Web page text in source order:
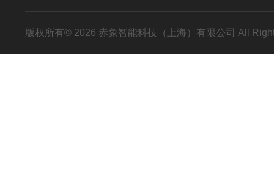
版权所有© 2026 赤象智能科技（上海）有限公司 All